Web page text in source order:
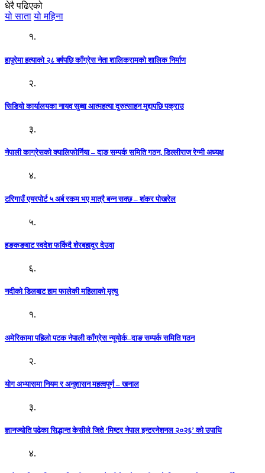
धेरै पढिएको
यो साता यो महिना
१.
हापुरेमा हत्याको २८ बर्षपछि काँग्रेस नेता शालिकरामको शालिक निर्माण
२.
सिडियो कार्यालयका नायव सुब्बा आत्महत्या दुरुत्साहन मुद्दापछि पक्राउ
३.
नेपाली काग्रेसको क्यालिफोर्निया – दाङ सम्पर्क समिति गठन, डिल्लीराज रेग्मी अध्यक्ष
४.
टरिगाउँ एयरपोर्ट ५ अर्ब रकम भए मात्रै बन्न सक्छ – शंकर पोखरेल
५.
हङकङबाट स्वदेश फर्किदै शेरबहादुर देउवा
६.
नदीको डिलबाट हाम फालेकी महिलाको मृत्यु
१.
अमेरिकामा पहिलो पटक नेपाली काँग्रेस न्यूयोर्क–दाङ सम्पर्क समिति गठन
२.
योग अभ्यासमा नियम र अनुशासन महत्वपूर्ण – खनाल
३.
ज्ञानज्योति पढेका सिद्धान्त केसीले जिते ‘मिष्टर नेपाल इन्टरनेशनल २०२६’ को उपाधि
४.